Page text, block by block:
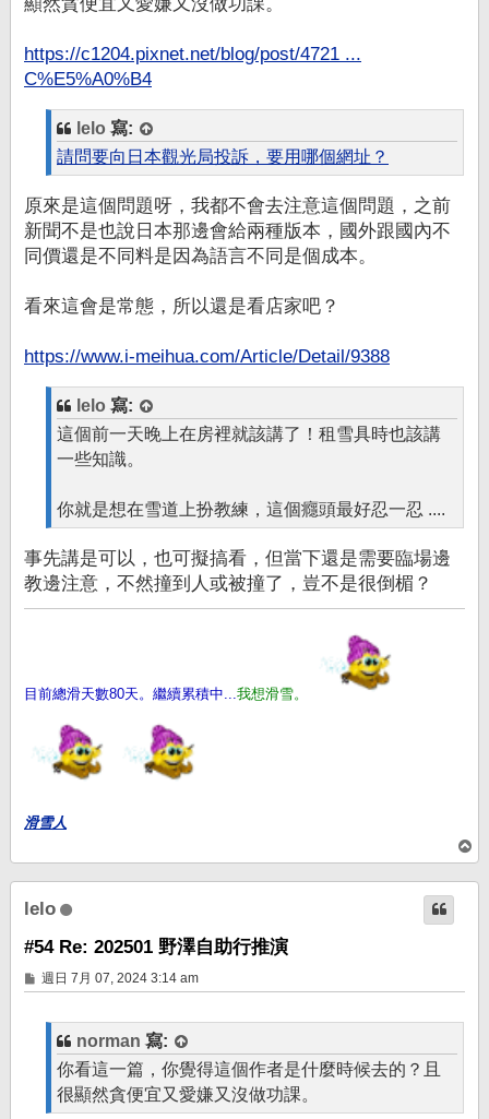
https://c1204.pixnet.net/blog/post/4721 ...
C%E5%A0%B4
lelo 寫:
請問要向日本觀光局投訴，要用哪個網址？
原來是這個問題呀，我都不會去注意這個問題，之前
新聞不是也說日本那邊會給兩種版本，國外跟國內不
同價還是不同料是因為語言不同是個成本。
看來這會是常態，所以還是看店家吧？
https://www.i-meihua.com/Article/Detail/9388
lelo 寫:
這個前一天晚上在房裡就該講了！租雪具時也該講
一些知識。
你就是想在雪道上扮教練，這個癮頭最好忍一忍 ....
事先講是可以，也可擬搞看，但當下還是需要臨場邊
教邊注意，不然撞到人或被撞了，豈不是很倒楣？
目前總滑天數80天。繼續累積中...我想滑雪。
滑雪人
頂
端
lelo
#54 Re: 202501 野澤自助行推演
文
章
週日 7月 07, 2024 3:14 am
norman 寫:
你看這一篇，你覺得這個作者是什麼時候去的？且
很顯然貪便宜又愛嫌又沒做功課。